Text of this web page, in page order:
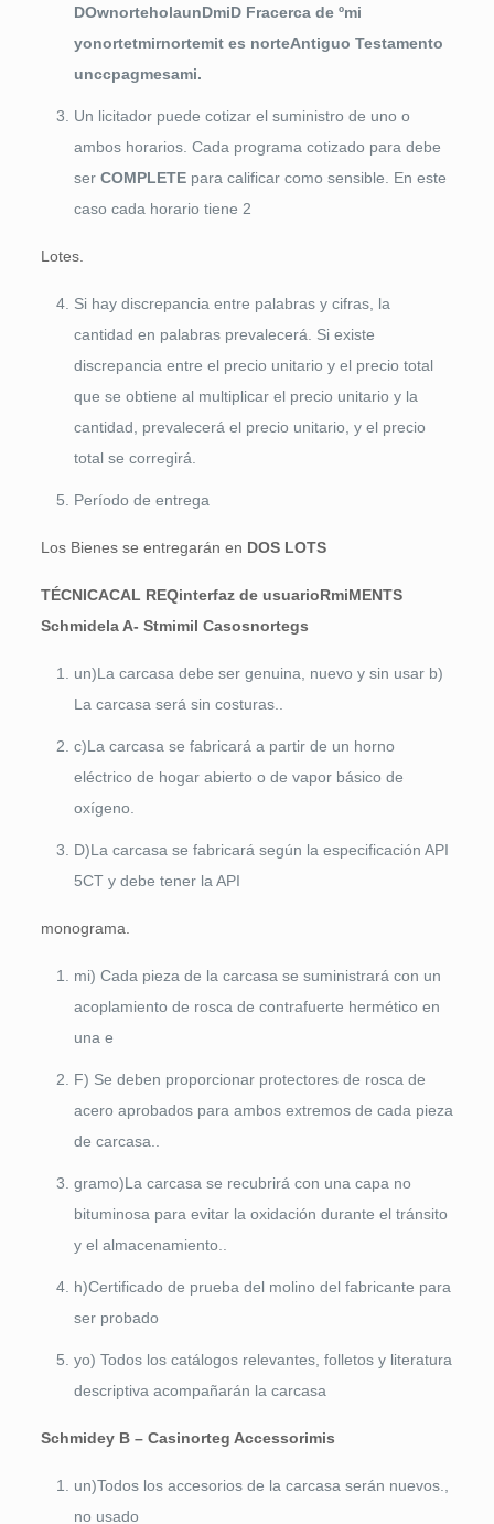
DOwnorteholaunDmiD Fracerca de ºmi
yonortetmirnortemit es norteAntiguo Testamento
unccpagmesami.
Un licitador puede cotizar el suministro de uno o
ambos horarios. Cada programa cotizado para debe
ser COMPLETE para calificar como sensible. En este
caso cada horario tiene 2
Lotes.
Si hay discrepancia entre palabras y cifras, la
cantidad en palabras prevalecerá. Si existe
discrepancia entre el precio unitario y el precio total
que se obtiene al multiplicar el precio unitario y la
cantidad, prevalecerá el precio unitario, y el precio
total se corregirá.
Período de entrega
Los Bienes se entregarán en DOS LOTS
TÉCNICACAL REQinterfaz de usuarioRmiMENTS
Schmidela A- Stmimil Casosnortegs
un)La carcasa debe ser genuina, nuevo y sin usar b)
La carcasa será sin costuras..
c)La carcasa se fabricará a partir de un horno
eléctrico de hogar abierto o de vapor básico de
oxígeno.
D)La carcasa se fabricará según la especificación API
5CT y debe tener la API
monograma.
mi) Cada pieza de la carcasa se suministrará con un
acoplamiento de rosca de contrafuerte hermético en
una e
F) Se deben proporcionar protectores de rosca de
acero aprobados para ambos extremos de cada pieza
de carcasa..
gramo)La carcasa se recubrirá con una capa no
bituminosa para evitar la oxidación durante el tránsito
y el almacenamiento..
h)Certificado de prueba del molino del fabricante para
ser probado
yo) Todos los catálogos relevantes, folletos y literatura
descriptiva acompañarán la carcasa
Schmidey B – Casinorteg Accessorimis
un)Todos los accesorios de la carcasa serán nuevos.,
no usado